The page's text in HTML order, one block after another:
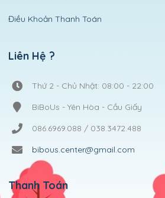
Điều Khoản Thanh Toán
Liên Hệ ?
Thứ 2 - Chủ Nhật: 08:00 - 22:00
BiBoUs - Yên Hòa - Cầu Giấy
086.6969.088 / 038.3472.488
bibous.center@gmail.com
Thanh Toán